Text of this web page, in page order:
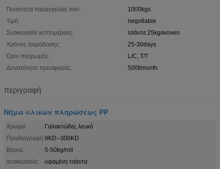
Ποσότητα παραγγελίας min:
1000kgs
Τιμή:
negotiable
Συσκευασία λεπτομέρειες:
τσάντα 25kg/woven
Χρόνος παράδοσης:
25-30days
Όροι πληρωμής:
L/C, T/T
Δυνατότητα προσφοράς:
500t/month
περιγραφή
Νήμα υλικών πληρώσεως PP
Χρώμα:
Γαλακτώδες λευκό
Προδιαγραφή:9KD--300KD
Βάρος:
5-50kg/roll
συσκευασία:
υφαμένη τσάντα